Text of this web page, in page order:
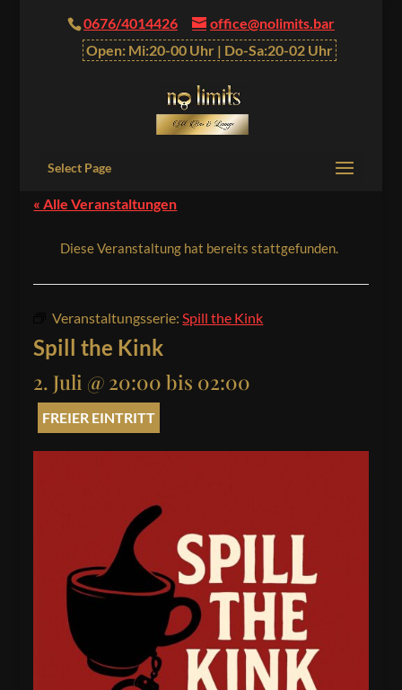
0676/4014426
office@nolimits.bar
Open: Mi:20-00 Uhr | Do-Sa:20-02 Uhr
Select Page
« Alle Veranstaltungen
Diese Veranstaltung hat bereits stattgefunden.
Veranstaltungsserie:Spill the Kink
Spill the Kink
2. Juli @ 20:00 bis 02:00
FREIER EINTRITT